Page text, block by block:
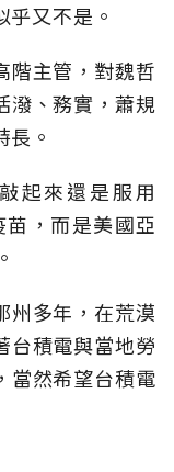
又不是。
階主管，對魏哲
潑、務實，蕭規
。
起來還是服用
苗，而是美國亞
州多年，在荒漠
台積電與當地勞
當然希望台積電